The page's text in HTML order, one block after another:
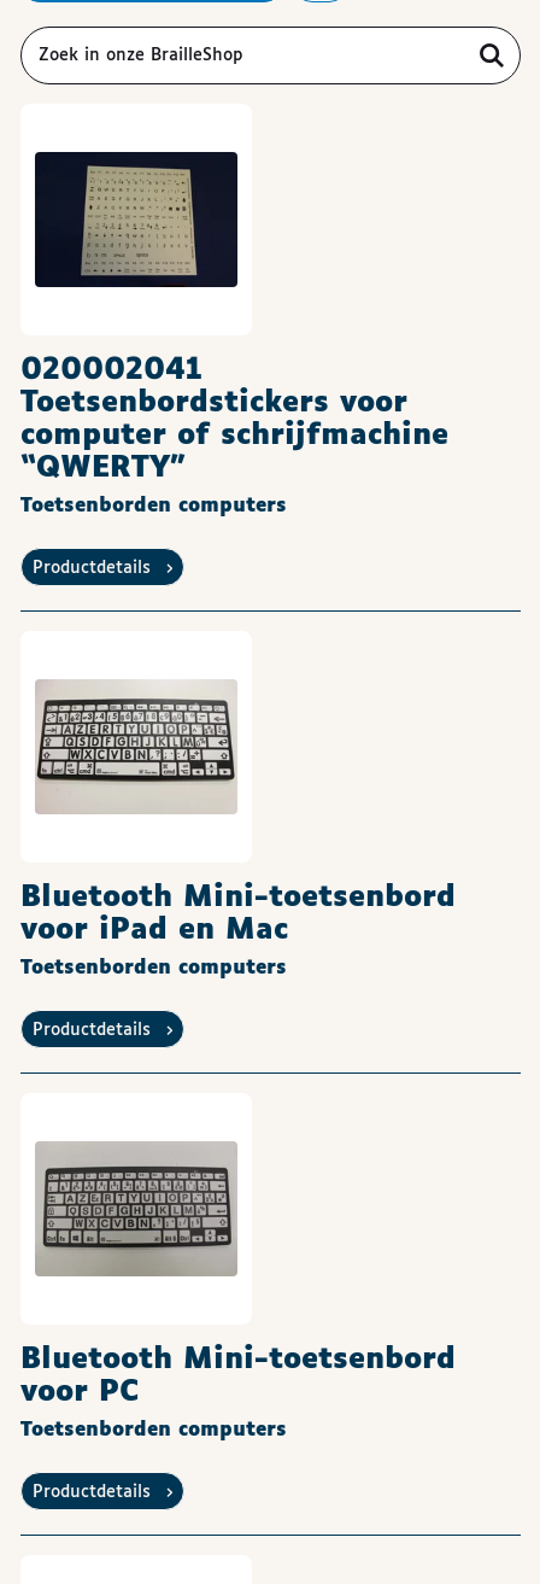
020002041
Toetsenbordstickers voor
computer of schrijfmachine
“QWERTY”
Toetsenborden computers
Productdetails
Bluetooth Mini-toetsenbord
voor iPad en Mac
Toetsenborden computers
Productdetails
Bluetooth Mini-toetsenbord
voor PC
Toetsenborden computers
Productdetails